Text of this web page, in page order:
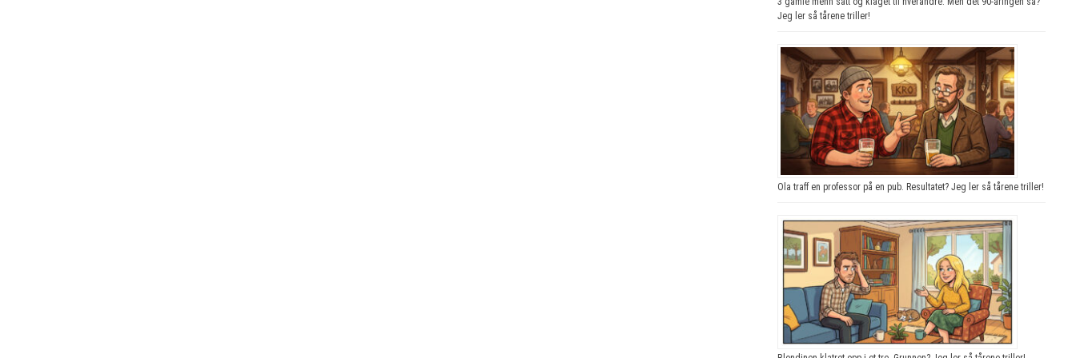
Jeg ler så tårene triller!
Ola traff en professor på en pub. Resultatet? Jeg ler så tårene triller!